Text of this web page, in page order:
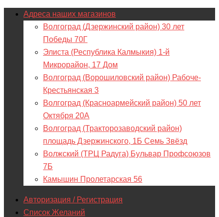
Адреса наших магазинов
Волгоград (Дзержинский район) 30 лет
Победы 70Г
Элиста (Республика Калмыкия) 1-й
Микрорайон, 17 Дом
Волгоград (Ворошиловский район) Рабоче-
Крестьянская 3
Волгоград (Красноармейский район) 50 лет
Октября 20А
Волгоград (Тракторозаводский район)
площадь Дзержинского, 1Б Семь Звёзд
Волжский (ТРЦ Радуга) Бульвар Профсоюзов
7Б
Камышин Пролетарская 56
Авторизация / Регистрация
Список Желаний